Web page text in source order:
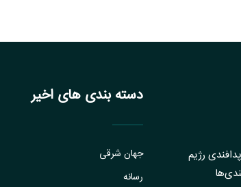
رژیم
دسته بندی های اخیر
جهان شرقی
رسانه